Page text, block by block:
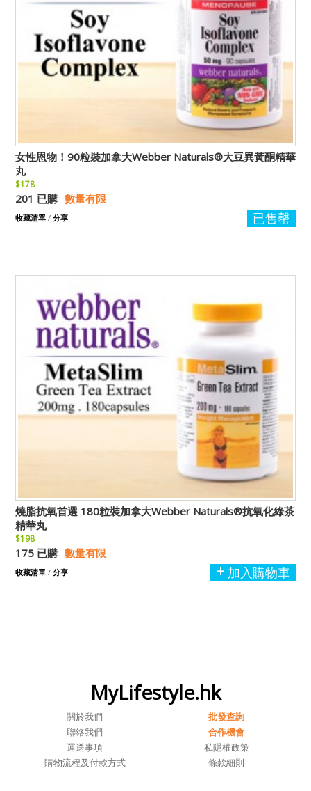
女性恩物！90粒裝加拿大Webber Naturals®大豆異黃酮精華
丸
$178
201 已購 數量有限
已售罄
收藏清單 / 分享
燒脂抗氧首選 180粒裝加拿大Webber Naturals®抗氧化綠茶
精華丸
$198
175 已購 數量有限
加入購物車
收藏清單 / 分享
MyLifestyle.hk
關於我們
批發查詢
聯絡我們
合作機會
運送事項
私隱權政策
購物流程及付款方式
條款細則